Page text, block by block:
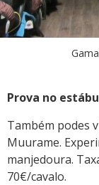
Prova no
Também podes
Muurame.
manjedoura.
70€/cavalo.